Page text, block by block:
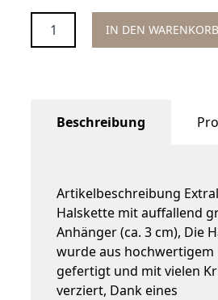
Menge IN DEN WARENKORB
Beschreibung
Artikelbeschreibung
Halskette mit auffallend
Anhänger (ca. 3 cm), Die
wurde aus hochwertigem
gefertigt und mit vielen
verziert, Dank eines